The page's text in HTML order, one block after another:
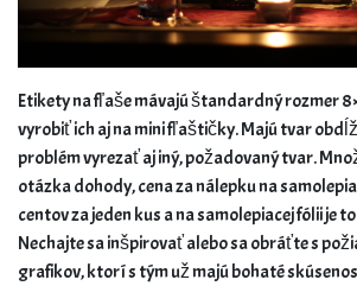
Etikety na fľaše mávajú štandardný rozmer
vyrobiť ich aj na mini fľaštičky. Majú tvar
problém vyrezať aj iný, požadovaný tvar.
otázka dohody, cena za nálepku na
centov za jeden kus a na samolepiacej fólii je
Nechajte sa inšpirovať alebo sa obráťte s
grafikov, ktorí s tým už majú bohaté